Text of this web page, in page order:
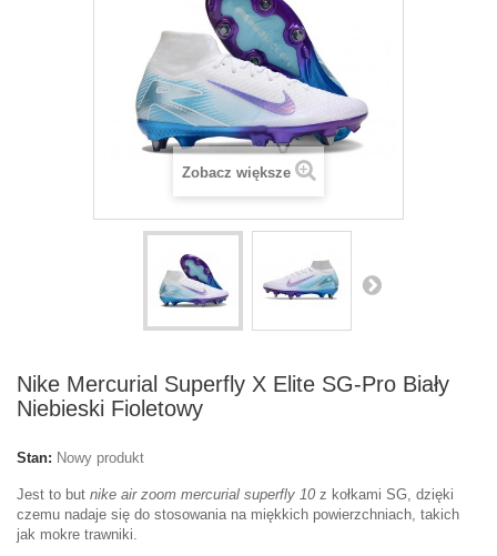
Zobacz większe
Nike Mercurial Superfly X Elite SG-Pro Biały
Niebieski Fioletowy
Stan: Nowy produkt
Jest to but nike air zoom mercurial superfly 10 z kołkami SG, dzięki
czemu nadaje się do stosowania na miękkich powierzchniach, takich
jak mokre trawniki.